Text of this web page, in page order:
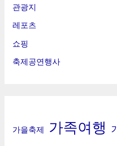
관광지
레포츠
쇼핑
축제공연행사
가을축제 가족여행